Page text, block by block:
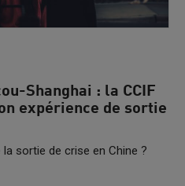
Shanghai : la CCIF
expérience de sortie
sortie de crise en Chine ?